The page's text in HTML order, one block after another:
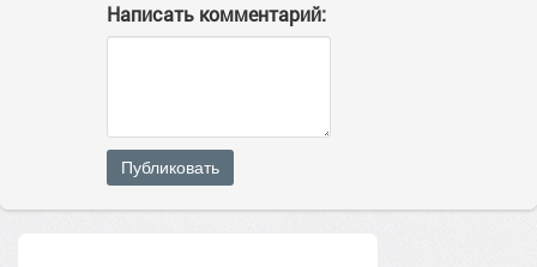
Написать комментарий:
Публиковать